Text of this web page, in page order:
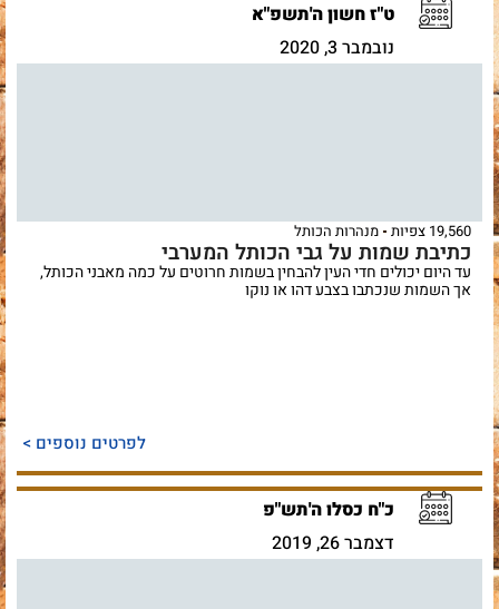
ט"ז חשון ה'תשפ"א
נובמבר 3, 2020
19,560 צפיות מנהרות הכותל
כתיבת שמות על גבי הכותל המערבי
עד היום יכולים חדי העין להבחין בשמות חרוטים על כמה מאבני הכותל,
אך השמות שנכתבו בצבע דהו או נוקו
לפרטים נוספים >
כ"ח כסלו ה'תש"פ
דצמבר 26, 2019